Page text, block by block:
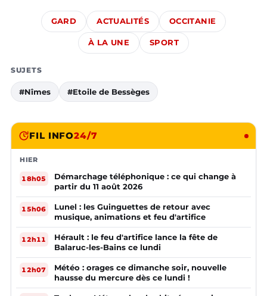
GARD ACTUALITÉS OCCITANIE
À LA UNE SPORT
SUJETS
#Nîmes #Etoile de Bessèges
FIL INFO24/7
HIER
18h05
Démarchage téléphonique : ce qui change à
partir du 11 août 2026
15h06
Lunel : les Guinguettes de retour avec
musique, animations et feu d'artifice
12h11
Hérault : le feu d'artifice lance la fête de
Balaruc-les-Bains ce lundi
12h07
Météo : orages ce dimanche soir, nouvelle
hausse du mercure dès ce lundi !